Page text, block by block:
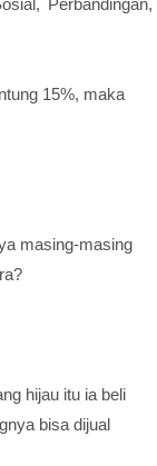
Perbandingan,
15%, maka
masing-masing
hijau itu ia beli
bisa dijual